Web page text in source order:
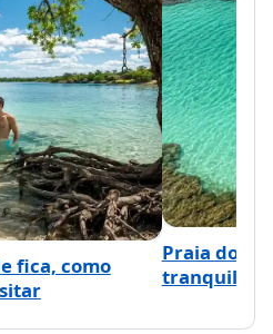
fica, como
Praia do
tranquilo